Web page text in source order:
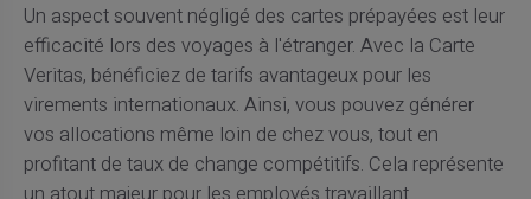
Un aspect souvent négligé des cartes prépayées est leur
efficacité lors des voyages à l'étranger. Avec la Carte
Veritas, bénéficiez de tarifs avantageux pour les
virements internationaux. Ainsi, vous pouvez générer
vos allocations même loin de chez vous, tout en
profitant de taux de change compétitifs. Cela représente